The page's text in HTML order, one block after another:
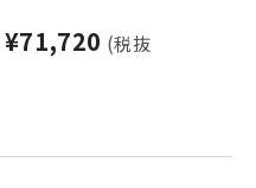
¥71,720 (税抜